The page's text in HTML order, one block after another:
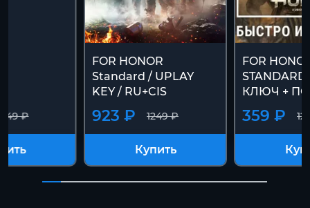
₽
FOR HONOR
Standard / UPLAY
KEY / RU+CIS
1249 ₽
923 ₽
Купить
FOR
STANDARD
КЛЮЧ +
359 ₽